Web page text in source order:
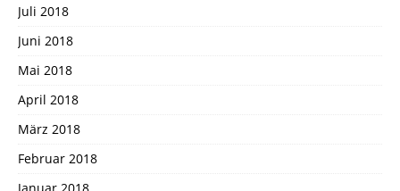
Juli 2018
Juni 2018
Mai 2018
April 2018
März 2018
Februar 2018